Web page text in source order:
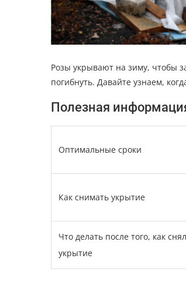
Розы укрывают на зиму, чтобы
погибнуть. Давайте узнаем,
Полезная
Оптимальные сроки
Как снимать укрытие
Что делать после того, как
укрытие